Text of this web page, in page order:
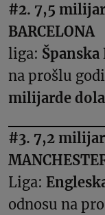
#2. 7,5
BARCELONA
liga: Španska
na prošlu
milijarde
#3. 7,2
Liga:
odnosu na